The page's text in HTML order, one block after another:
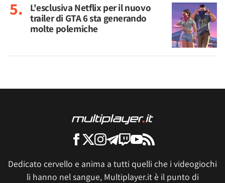
L'esclusiva Netflix per il nuovo
trailer di GTA 6 sta generando
molte polemiche
Dedicato cervello e anima a tutti quelli che i videogiochi
li hanno nel sangue, Multiplayer.it è il punto di